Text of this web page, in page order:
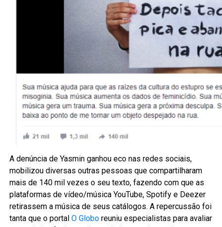
A denúncia de Yasmin ganhou eco nas redes sociais,
mobilizou diversas outras pessoas que compartilharam
mais de 140 mil vezes o seu texto, fazendo com que as
plataformas de vídeo/música YouTube, Spotify e Deezer
retirassem a música de seus catálogos. A repercussão foi
tanta que o portalO Globo reuniu especialistas para avaliar